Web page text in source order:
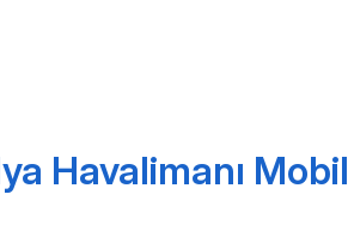
Havalimanı Mobil